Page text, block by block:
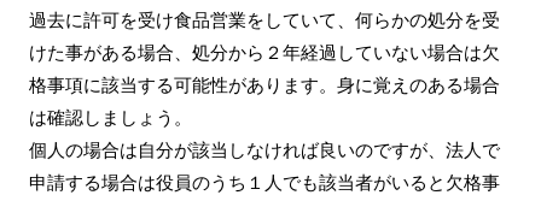
過去に許可を受け食品営業をしていて、何らかの処分を受
けた事がある場合、処分から２年経過していない場合は欠
格事項に該当する可能性があります。身に覚えのある場合
は確認しましょう。
個人の場合は自分が該当しなければ良いのですが、法人で
申請する場合は役員のうち１人でも該当者がいると欠格事